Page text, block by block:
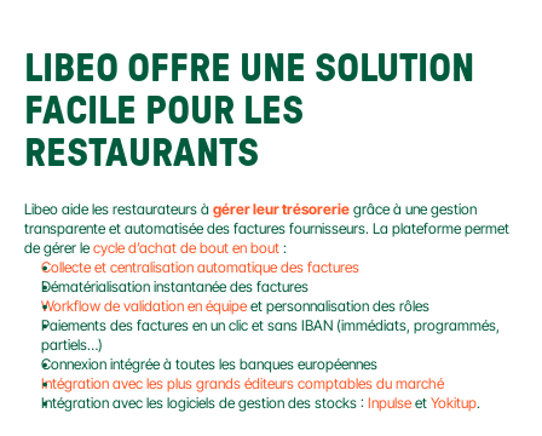
LIBEO OFFRE UNE SOLUTION
FACILE POUR LES
RESTAURANTS
Libeo aide les restaurateurs à gérer leur trésorerie grâce à une gestion
transparente et automatisée des factures fournisseurs. La plateforme permet
de gérer le cycle d’achat de bout en bout :
Collecte et centralisation automatique des factures
Dématérialisation instantanée des factures
Workflow de validation en équipe et personnalisation des rôles
Paiements des factures en un clic et sans IBAN (immédiats, programmés,
partiels…)
Connexion intégrée à toutes les banques européennes
Intégration avec les plus grands éditeurs comptables du marché
Intégration avec les logiciels de gestion des stocks : Inpulse et Yokitup.